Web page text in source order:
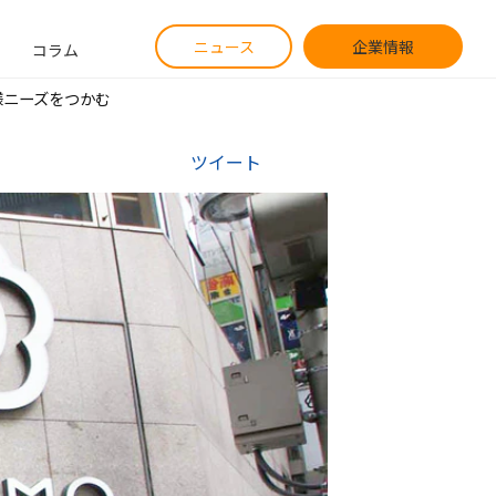
コラム ニュース 企業情報
ーズをつかむ
ツイート